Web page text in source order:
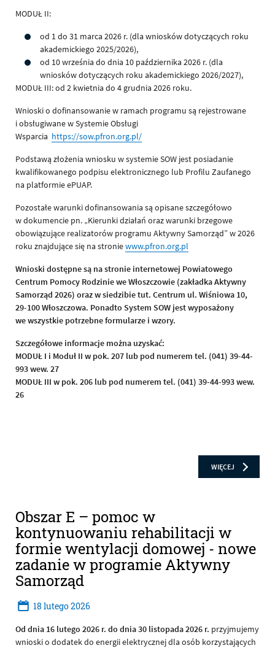
MODUŁ II:
od 1 do 31 marca 2026 r. (dla wniosków dotyczących roku
akademickiego 2025/2026),
od 10 września do dnia 10 października 2026 r. (dla
wniosków dotyczących roku akademickiego 2026/2027),
MODUŁ III: od 2 kwietnia do 4 grudnia 2026 roku.
Wnioski o dofinansowanie w ramach programu są rejestrowane
i obsługiwane w Systemie Obsługi
Wsparcia https://sow.pfron.org.pl/
Podstawą złożenia wniosku w systemie SOW jest posiadanie
kwalifikowanego podpisu elektronicznego lub Profilu Zaufanego
na platformie ePUAP.
Pozostałe warunki dofinansowania są opisane szczegółowo
w dokumencie pn. „Kierunki działań oraz warunki brzegowe
obowiązujące realizatorów programu Aktywny Samorząd” w 2026
roku znajdujące się na stroniewww.pfron.org.pl
Wnioski dostępne są na stronie internetowej Powiatowego
Centrum Pomocy Rodzinie we Włoszczowie (zakładka Aktywny
Samorząd 2026) oraz w siedzibie tut. Centrum ul. Wiśniowa 10,
29-100 Włoszczowa. Ponadto System SOW jest wyposażony
we wszystkie potrzebne formularze i wzory.
Szczegółowe informacje można uzyskać:
MODUŁ I i Moduł II w pok. 207 lub pod numerem tel. (041) 39-44-
993 wew. 27
MODUŁ III w pok. 206 lub pod numerem tel. (041) 39-44-993 wew.
26
CZYTAJ
WIĘCEJ O:
Obszar E – pomoc w
kontynuowaniu rehabilitacji w
formie wentylacji domowej - nowe
zadanie w programie Aktywny
Samorząd
18lutego2026
Od dnia 16 lutego 2026 r. do dnia 30 listopada 2026 r. przyjmujemy
wnioski o dodatek do energii elektrycznej dla osób korzystających